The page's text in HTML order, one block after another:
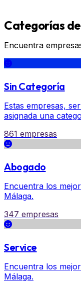
Categorías
Encuentra
Sin Categoría
Estas empresas,
asignada una
861 empresas
Abogado
Encuentra los
Málaga.
347 empresas
Service
Encuentra los
Málaga.